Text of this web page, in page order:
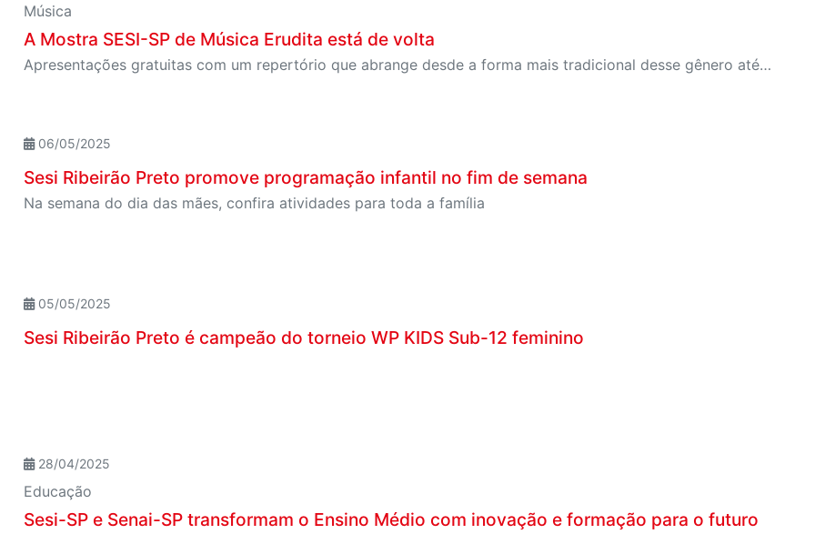
Música
A Mostra SESI-SP de Música Erudita está de volta
Apresentações gratuitas com um repertório que abrange desde a forma mais tradicional desse gênero até versões populares
06/05/2025
Sesi Ribeirão Preto promove programação infantil no fim de semana
Na semana do dia das mães, confira atividades para toda a família
05/05/2025
Sesi Ribeirão Preto é campeão do torneio WP KIDS Sub-12 feminino
28/04/2025
Educação
Sesi-SP e Senai-SP transformam o Ensino Médio com inovação e formação para o futuro